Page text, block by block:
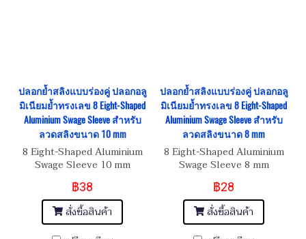
ปลอกย้ำสลิงแบบร่องคู่ ปลอกอลู
มิเนียมย้ำทรงเลข 8 Eight-Shaped
Aluminium Swage Sleeve สำหรับ
ลวดสลิงขนาด 10 mm
8 Eight-Shaped Aluminium
Swage Sleeve 10 mm
฿38
สั่งซื้อสินค้า
ปลอกย้ำสลิงแบบร่องคู่ ปลอกอลู
มิเนียมย้ำทรงเลข 8 Eight-Shaped
Aluminium Swage Sleeve สำหรับ
ลวดสลิงขนาด 8 mm
8 Eight-Shaped Aluminium
Swage Sleeve 8 mm
฿28
สั่งซื้อสินค้า